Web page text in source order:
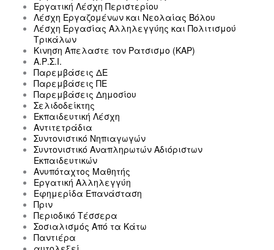
Εργατική Λέσχη Περιστερίου
Λέσχη Εργαζομένων και Νεολαίας Βόλου
Λέσχη Εργασίας Αλληλεγγύης και Πολιτισμού
Τρικάλων
Κινηση Απελαστε τον Ρατσισμο (ΚΑΡ)
Α.Ρ.Σ.Ι.
Παρεμβάσεις ΔΕ
Παρεμβάσεις ΠΕ
Παρεμβάσεις Δημοσίου
Σελιδοδείκτης
Εκπαιδευτική Λέσχη
Αντιτετράδια
Συντονιστικό Νηπιαγωγών
Συντονιστικό Αναπληρωτών Αδιόριστων
Εκπαιδευτικών
Ανυπόταχτος Μαθητής
Εργατική Αλληλεγγύη
Εφημερίδα Επανάσταση
Πριν
Περιοδικό Τέσσερα
Σοσιαλισμός Από τα Κάτω
Παντιέρα